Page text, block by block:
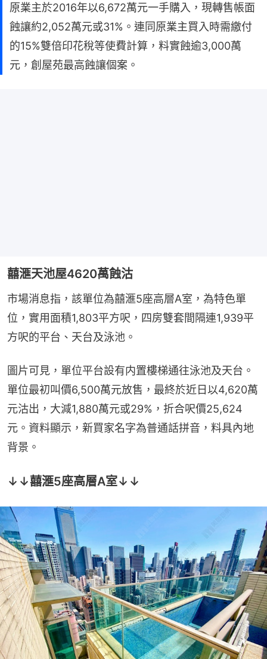
原業主於2016年以6,672萬元一手購入，現轉售帳面
蝕讓約2,052萬元或31%。連同原業主買入時需繳付
的15%雙倍印花稅等使費計算，料實蝕逾3,000萬
元，創屋苑最高蝕讓個案。
囍滙天池屋4620萬蝕沽
市場消息指，該單位為囍滙5座高層A室，為特色單
位，實用面積1,803平方呎，四房雙套間隔連1,939平
方呎的平台、天台及泳池。
圖片可見，單位平台設有内置樓梯通往泳池及天台。
單位最初叫價6,500萬元放售，最終於近日以4,620萬
元沽出，大減1,880萬元或29%，折合呎價25,624
元。資料顯示，新買家名字為普通話拼音，料具內地
背景。
↓↓囍滙5座高層A室↓↓